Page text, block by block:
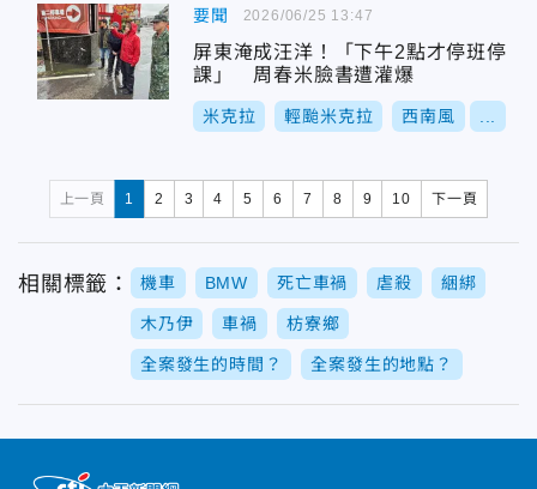
要聞
屏東淹成汪洋！「下午2點才停班停
課」 周春米臉書遭灌爆
米克拉 輕颱米克拉 西南風
2026/06/25 13:47
上一頁 1 2 3 4 5 6 7 8 9 10 下一頁
相關標籤： 機車 BMW 死亡車禍 虐殺 綑綁
木乃伊 車禍 枋寮鄉
全案發生的時間？ 全案發生的地點？